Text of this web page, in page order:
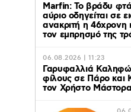
Marfin: Το βράδυ
αύριο οδηγείται σε
ανακριτή η 46χρονη
τον εμπρησμό της
06.08.2026 | 11:23
Γαρυφαλλιά
φίλους σε Πάρο και
τον Χρήστο